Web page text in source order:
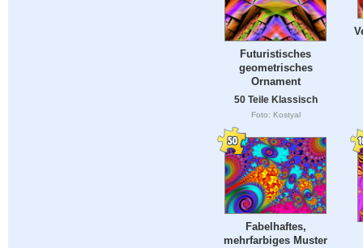
Futuristisches
geometrisches
Ornament
50 Teile Klassisch
Foto: Kostyal
Fabelhaftes,
mehrfarbiges Muster